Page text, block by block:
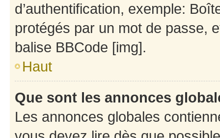
d’authentification, exemple:
protégés par un mot de passe,
balise BBCode [img].
Haut
Que sont les annonces
Les annonces globales